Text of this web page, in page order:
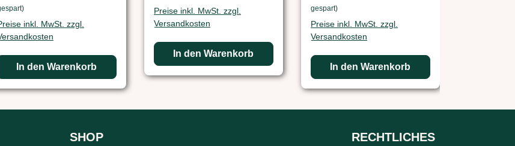
inkl. MwSt. zzgl.
In den Warenkorb
Preise inkl. MwSt. zzgl.
Versandkosten
In den Warenkorb
gespart)
Preise inkl. MwSt. zzgl.
Versandkosten
In den Warenkorb
SHOP RECHTLICHES